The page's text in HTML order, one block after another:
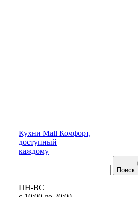
Кухни Mall Комфорт,
доступный
каждому
Поиск
ПН-ВС